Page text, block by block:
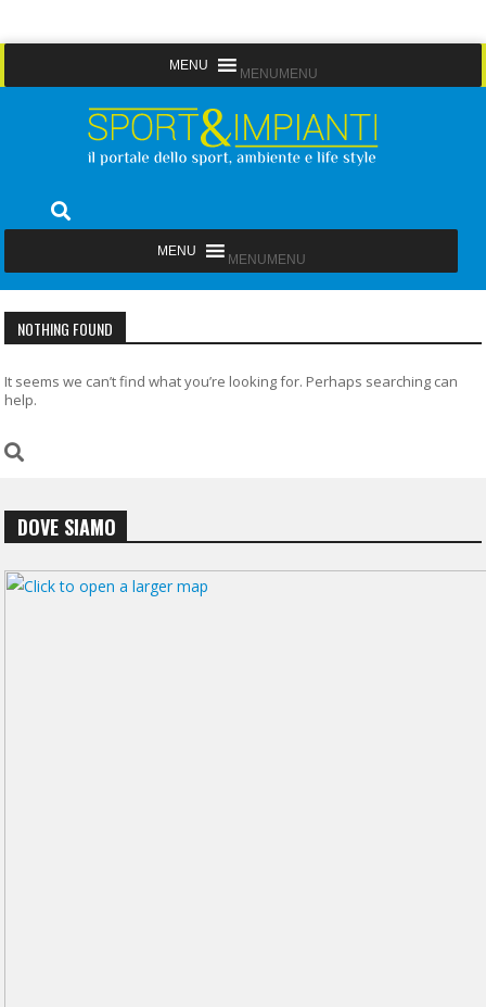
to
MENU MENU
Sport&Impianti
MENU MENU
NOTHING FOUND
It seems we can’t find what you’re looking for. Perhaps searching can
help.
DOVE SIAMO